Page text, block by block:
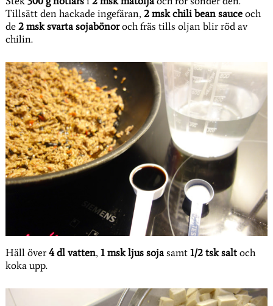
Tillsätt den hackade ingefäran,2 msk chili bean sauce och
de2 msk svarta sojabönoroch fräs tills oljan blir röd av
chilin.
Häll över4 dl vatten,1 msk ljus soja samt1/2 tsk salt och
koka upp.